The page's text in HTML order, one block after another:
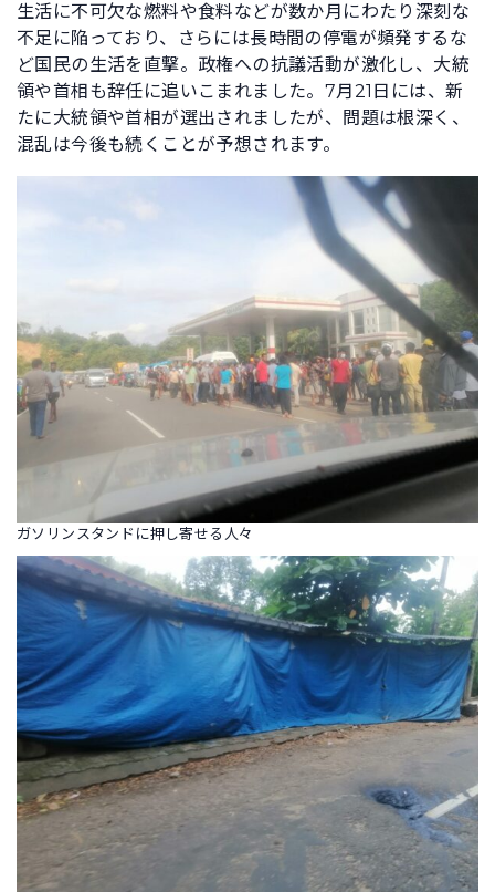
生活に不可欠な燃料や食料などが数か月にわたり深刻な
不足に陥っており、さらには長時間の停電が頻発するな
ど国民の生活を直撃。政権への抗議活動が激化し、大統
領や首相も辞任に追いこまれました。7月21日には、新
たに大統領や首相が選出されましたが、問題は根深く、
混乱は今後も続くことが予想されます。
ガソリンスタンドに押し寄せる人々